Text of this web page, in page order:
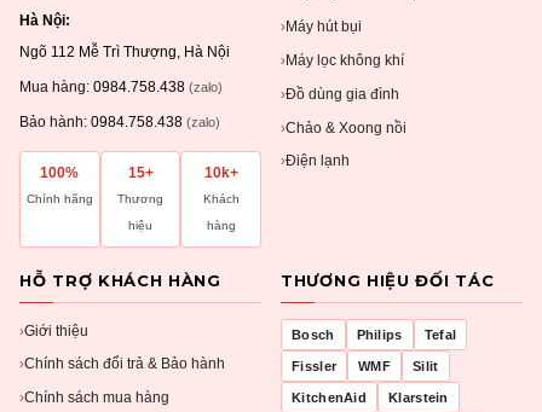
Hà Nội:
Ngõ 112 Mễ Trì Thượng, Hà Nội
Mua hàng: 0984.758.438 (zalo)
Bảo hành: 0984.758.438 (zalo)
100%
Chính hãng
15+
Thương
hiệu
10k+
Khách
hàng
› Máy hút bụi
› Máy lọc không khí
›Đồ dùng gia đình
›Chảo & Xoong nồi
›Điện lạnh
HỖ TRỢ KHÁCH HÀNG
›Giới thiệu
›Chính sách đổi trả & Bảo hành
›Chính sách mua hàng
THƯƠNG HIỆU ĐỐI TÁC
Bosch Philips Tefal
Fissler WMF Silit
KitchenAid Klarstein